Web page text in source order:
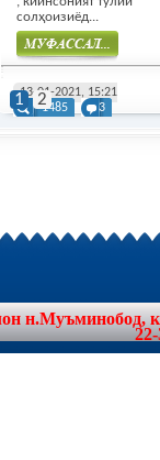
солҳоизиёд...
13-01-2021, 15:21
1485
3
1 2
н.Муъминобод,